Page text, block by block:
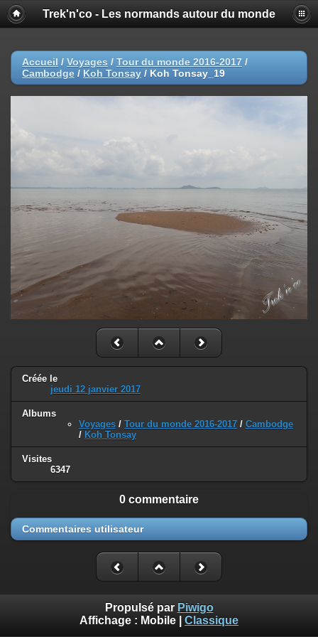
Trek'n'co - Les normands autour du monde
Accueil / Voyages / Tour du monde 2016-2017 /
Cambodge / Koh Tonsay / Koh Tonsay_19
Créée le
jeudi 12 janvier 2017
Albums
Voyages / Tour du monde 2016-2017 / Cambodge
/ Koh Tonsay
Visites
6347
0 commentaire
Commentaires utilisateur
Propulsé par Piwigo
Affichage : Mobile Classique